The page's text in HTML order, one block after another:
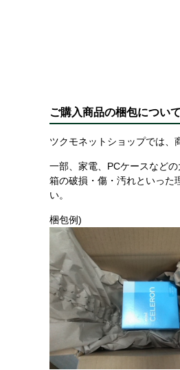
ご購入商品の梱包について
ツクモネットショップでは、
一部、家電、PCケースなど
箱の破損・傷・汚れといった
い。
梱包例)